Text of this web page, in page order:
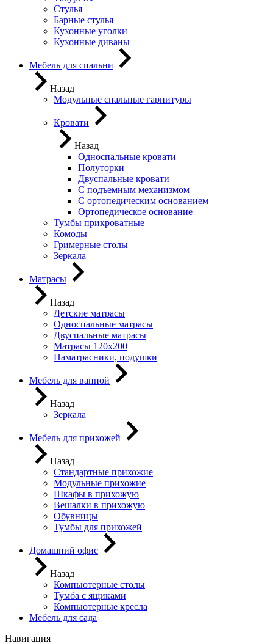
Стулья
Барные стулья
Кухонные уголки
Кухонные диваны
Мебель для спальни
Назад
Модульные спальные гарнитуры
Кровати
Назад
Односпальные кровати
Полуторки
Двуспальные кровати
С подъемным механизмом
С ортопедическим основанием
Ортопедическое основание
Тумбы прикроватные
Комоды
Гримерные столы
Зеркала
Матрасы
Назад
Детские матрасы
Односпальные матрасы
Двуспальные матрасы
Матрасы 120х200
Наматрасники, подушки
Мебель для ванной
Назад
Зеркала
Мебель для прихожей
Назад
Стандартные прихожие
Модульные прихожие
Шкафы в прихожую
Вешалки в прихожую
Обувницы
Тумбы для прихожей
Домашний офис
Назад
Компьютерные столы
Тумба с ящиками
Компьютерные кресла
Мебель для сада
Навигация